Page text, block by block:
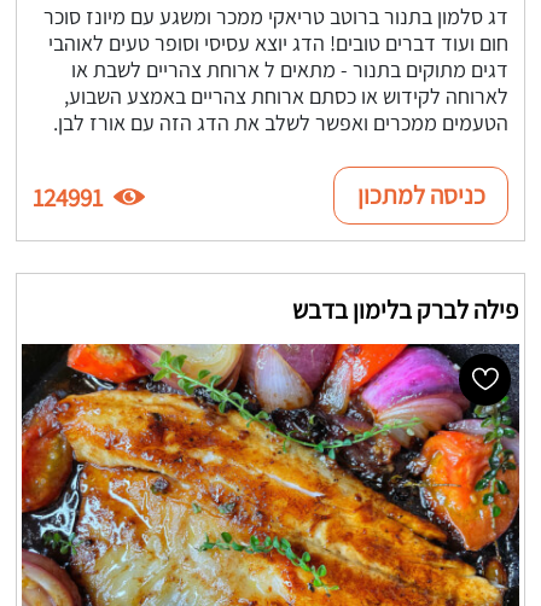
דג סלמון בתנור ברוטב טריאקי ממכר ומשגע עם מיונז סוכר
חום ועוד דברים טובים! הדג יוצא עסיסי וסופר טעים לאוהבי
דגים מתוקים בתנור - מתאים ל ארוחת צהריים לשבת או
לארוחה לקידוש או כסתם ארוחת צהריים באמצע השבוע,
הטעמים ממכרים ואפשר לשלב את הדג הזה עם אורז לבן.
כניסה למתכון 124991
פילה לברק בלימון בדבש